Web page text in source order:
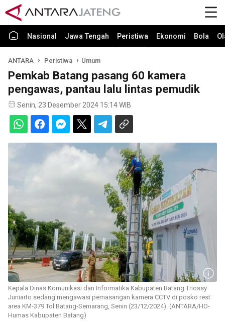
Nasional Jawa Tengah Peristiwa Ekonomi Bola
ANTARA Peristiwa Umum
Pemkab Batang pasang 60 kamera
pengawas, pantau lalu lintas pemudik
Senin, 23 Desember 2024 15:14 WIB
Kepala Dinas Komunikasi dan Informatika Kabupaten Batang Triossy
Juniarto sedang mengawasi pemasangan kamera CCTV di posko rest
area KM-379 Tol Batang-Semarang, Senin (23/12/2024). (ANTARA/HO-
Humas Kabupaten Batang)